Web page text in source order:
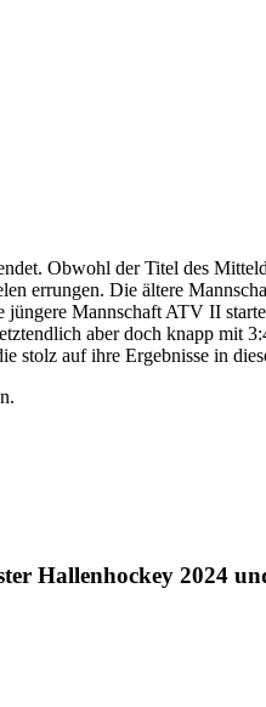
Obwohl der Titel des
errungen. Die ältere
Mannschaft ATV II
aber doch knapp mit
stolz auf ihre Ergebnisse in
Hallenhockey 2024